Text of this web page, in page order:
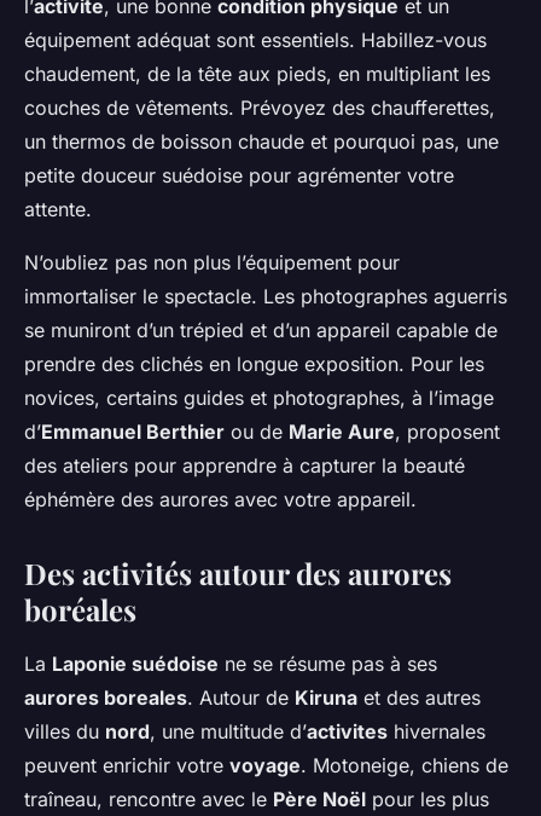
l’activite, une bonne condition physique et un
équipement adéquat sont essentiels. Habillez-vous
chaudement, de la tête aux pieds, en multipliant les
couches de vêtements. Prévoyez des chaufferettes,
un thermos de boisson chaude et pourquoi pas, une
petite douceur suédoise pour agrémenter votre
attente.
N’oubliez pas non plus l’équipement pour
immortaliser le spectacle. Les photographes aguerris
se muniront d’un trépied et d’un appareil capable de
prendre des clichés en longue exposition. Pour les
novices, certains guides et photographes, à l’image
d’Emmanuel Berthier ou de Marie Aure, proposent
des ateliers pour apprendre à capturer la beauté
éphémère des aurores avec votre appareil.
Des activités autour des aurores
boréales
La Laponie suédoise ne se résume pas à ses
aurores boreales. Autour de Kiruna et des autres
villes du nord, une multitude d’activites hivernales
peuvent enrichir votre voyage. Motoneige, chiens de
traîneau, rencontre avec le Père Noël pour les plus